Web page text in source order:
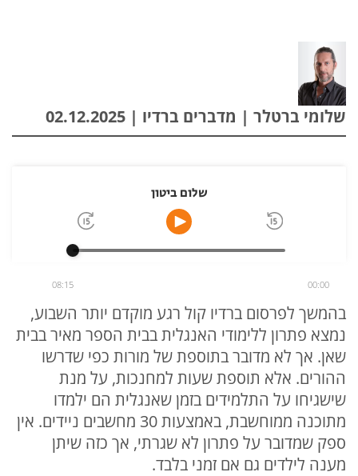
שלומי ברטלר | מדברים ברדיו | 02.12.2025
שלום ביטון
00:00
08:15
בהמשך לפרסום ברדיו קול רגע מוקדם יותר השבוע,
נמצא פתרון ללימודי האנגלית בבית הספר מאיר בבית
שאן. אך לא מדובר בתוספת של מורות כפי שדרשו
ההורים. אלא תוספת שעות למחנכות, על מנת
שישגיחו על התלמידים בזמן שאנגלית הם ילמדו
מתוכנה ממוחשבת, באמצעות 30 מחשבים ניידים. אין
ספק שמדובר על פתרון לא שגרתי, אך כזה שיתן
מענה לילדים גם אם זמני בלבד.